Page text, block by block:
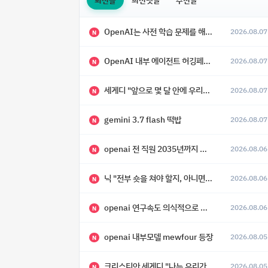
N OpenAI는 사전 학습 문제를 해결했으며, 'Doug'라는 코드명을 가진 훨씬 더 큰 모델을 활발히 개발 중 2026.08.07
N OpenAI 내부 에이전트 허깅페이스 해킹 사건 정리 2026.08.07
N 세게디 "앞으로 몇 달 안에 우리는 전복적 AI, 적대적 AI 둘 다 보게 될 것" 2026.08.07
N gemini 3.7 flash 떡밥 2026.08.07
N openai 전 직원 2035년까지 텔레파시가 어떻게 생길 수 있는지 2026.08.06
N 닉 "전부 숏을 쳐야 할지, 아니면 특이점이 오니까 전부 롱을 쳐야 할지 모르겠다.” 2026.08.06
N openai 연구속도 의식적으로 늦추고 있다 2026.08.06
N openai 내부모델 mewfour 등장 2026.08.05
2026.08.05